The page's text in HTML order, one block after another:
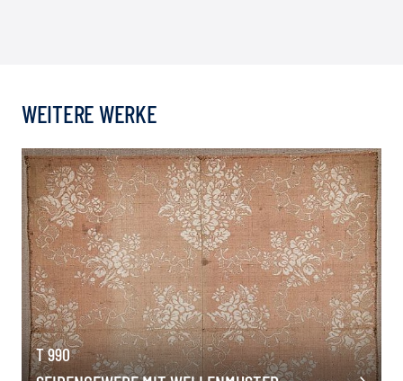
WEITERE WERKE
T 990